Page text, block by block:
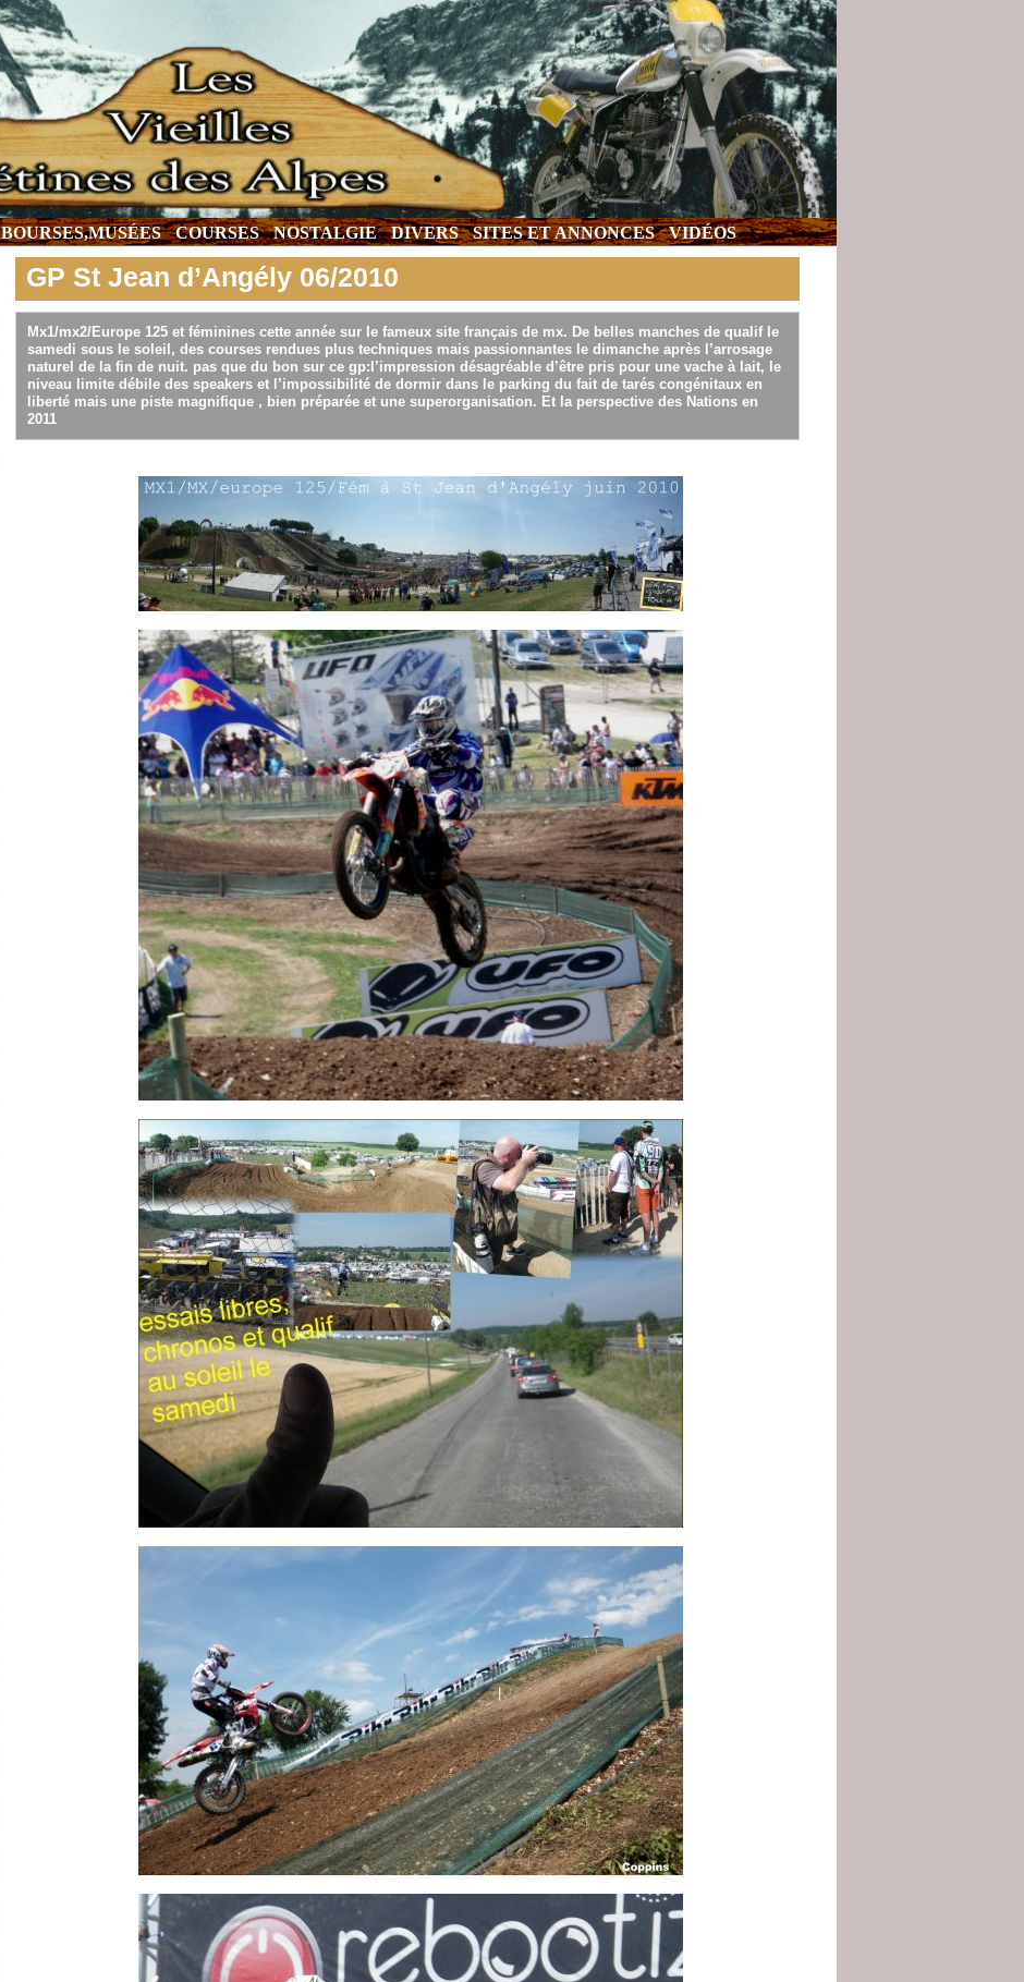
BOURSES,MUSÉES COURSES NOSTALGIE DIVERS SITES ET ANNONCES VIDÉOS
GP St Jean d’Angély 06/2010
Mx1/mx2/Europe 125 et féminines cette année sur le fameux site français de mx. De belles manches de qualif le
samedi sous le soleil, des courses rendues plus techniques mais passionnantes le dimanche après l’arrosage
naturel de la fin de nuit. pas que du bon sur ce gp:l’impression désagréable d’être pris pour une vache à lait, le
niveau limite débile des speakers et l’impossibilité de dormir dans le parking du fait de tarés congénitaux en
liberté mais une piste magnifique , bien préparée et une superorganisation. Et la perspective des Nations en
2011